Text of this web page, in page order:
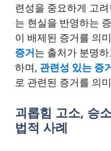
련성을 중요하게 고
는 현실을 반영하는
이 배제된 증거를 의
증거는 출처가 분명
하며, 관련성 있는 증
로 관련된 증거를 의
괴롭힘 고소, 승
법적 사례